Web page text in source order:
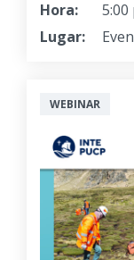
Hora:
5:00
Lugar:
WEBINAR